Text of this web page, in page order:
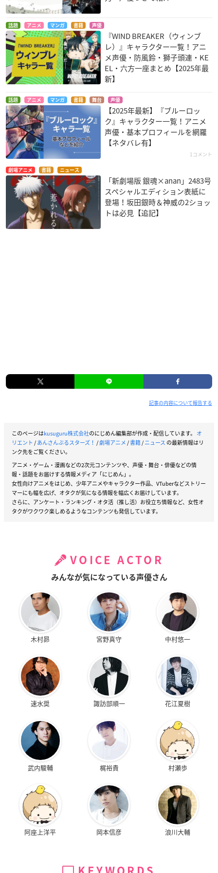
話題 アニメ マンガ 書籍 声優
『WIND BREAKER（ウィンブ
レ）』キャラクター一覧！アニ
メ声優・防風鈴・獅子頭連・KE
EL・六方一座まとめ【2025年最
新】
話題 アニメ マンガ 書籍 舞台 声優
【2025年最新】『ブルーロッ
ク』キャラクター一覧！アニメ
声優・基本プロフィールを網羅
【ネタバレ有】
1コメント
劇場アニメ 書籍 ニュース
「新劇場版 銀魂×anan」2483号
スペシャルエディション表紙に
登場！坂田銀時＆神威の2ショッ
トは必見【追記】
記事の内容について報告する
このページはkusuguru株式会社のにじめん編集部が作成・配信しています。 オ
リエント /あんさんぶるスターズ！ /劇場アニメ/書籍/ニュース の最新情報はリ
ンク先をご覧ください。
アニメ・ゲーム・漫画などの2次元コンテンツや、声優・舞台・俳優などの情
報・話題をお届けする情報メディア「にじめん」。
女性向けアニメをはじめ、少年アニメやキャラクター作品、VTuberなどストリー
マーにも幅を広げ、オタクが気になる情報を幅広くお届けしています。
さらに、アンケート・ランキング・オタ活（推し活）お役立ち情報など、女性オ
タクがワクワク楽しめるようなコンテンツも発信しています。
VOICE ACTOR
みんなが気になっている声優さん
木村昴 宮野真守 中村悠一
速水奨 諏訪部順一 花江夏樹
武内駿輔 梶裕貴 村瀬歩
阿座上洋平 岡本信彦 浪川大輔